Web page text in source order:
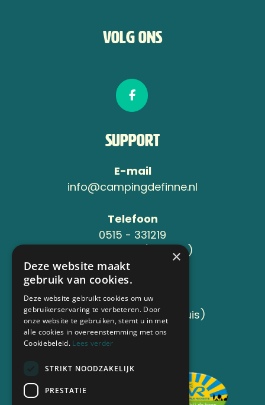
Volg ons
Support
E-mail
info@campingdefinne.nl
Telefoon
0515 - 331219
06-24119734 (Jeroen )
Adres
Sânleansterdyk 6
8736 JB Reahûs (Roodhuis)
Aangesloten bij
×
Deze website maakt
gebruik van cookies.
Deze website gebruikt cookies om uw
gebruikerservaring te verbeteren. Door
onze website te gebruiken, stemt u in met
alle cookies in overeenstemming met ons
Cookiebeleid. Lees verder
STRIKT NOODZAKELIJK
PRESTATIE